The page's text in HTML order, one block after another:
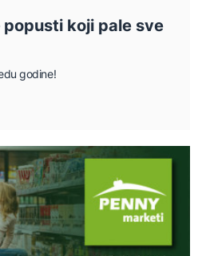
popusti koji pale sve
godine!